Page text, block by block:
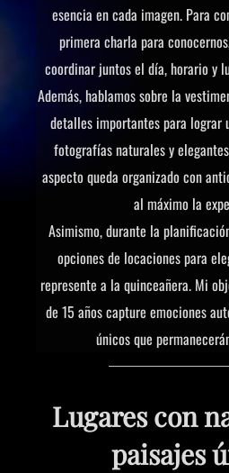
esencia en cada imagen. Para
primera charla para
coordinar juntos el día, horario y
Además, hablamos sobre la
detalles importantes para lograr
fotografías naturales y
aspecto queda organizado con
al máximo la
Asimismo, durante la
opciones de locaciones para
represente a la quinceañera. Mi
de 15 años capture emociones
únicos que
Lugares con
paisajes